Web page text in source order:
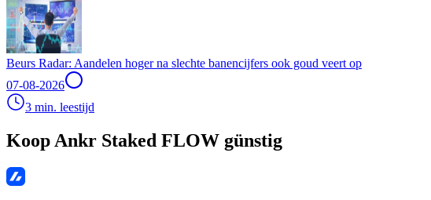
Beurs Radar: Aandelen hoger na slechte banencijfers ook goud veert op
07-08-2026
3 min. leestijd
Koop Ankr Staked FLOW günstig